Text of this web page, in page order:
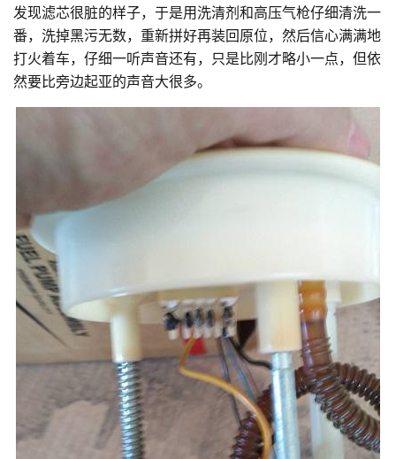
发现滤芯很脏的样子，于是用洗清剂和高压气枪仔细清洗一
番，洗掉黑污无数，重新拼好再装回原位，然后信心满满地
打火着车，仔细一听声音还有，只是比刚才略小一点，但依
然要比旁边起亚的声音大很多。